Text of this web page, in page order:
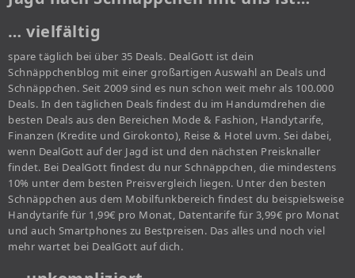
… vielfältig
spare täglich bei über 35 Deals. DealGott ist dein
Schnäppchenblog mit einer großartigen Auswahl an Deals und
Schnäppchen. Seit 2009 sind es nun schon weit mehr als 100.000
Deals. In den täglichen Deals findest du im Handumdrehen die
besten Deals aus den Bereichen Mode & Fashion, Handytarife,
Finanzen (Kredite und Girokonto), Reise & Hotel uvm. Sei dabei,
wenn DealGott auf der Jagd ist und den nächsten Preisknaller
findet. Bei DealGott findest du nur Schnäppchen, die mindestens
10% unter dem besten Preisvergleich liegen. Unter den besten
Schnäppchen aus dem Mobilfunkbereich findest du beispielsweise
Handytarife für 1,99€ pro Monat, Datentarife für 3,99€ pro Monat
und auch Smartphones zu Bestpreisen. Das alles und noch viel
mehr wartet bei DealGott auf dich.